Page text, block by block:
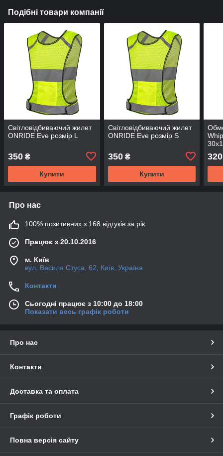
Подібні товари компанії
Світловідбиваючий жилет
ONRIDE Eve розмір L
350 ₴
Купити
Світловідбиваючий жилет
ONRIDE Eve розмір S
350₴
Купити
320
Про нас
100% позитивних з 168 відгуків за рік
Працює з 20.10.2016
м. Київ
вул. Василя Стуса, 62, Київ, Україна
Контакти
Сьогодні працює з 10:00 до 18:00
Показати весь графік роботи
Про нас
Контакти
Доставка та оплата
Графік роботи
Повна версія сайту